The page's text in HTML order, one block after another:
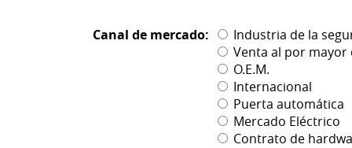
Canal de mercado:
Industria de la
Venta al por
O.E.M.
Internacional
Puerta automática
Mercado Eléctrico
Contrato de